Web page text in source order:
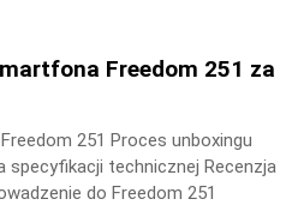
Freedom 251 za
251 Proces unboxingu
technicznej Recenzja
do Freedom 251